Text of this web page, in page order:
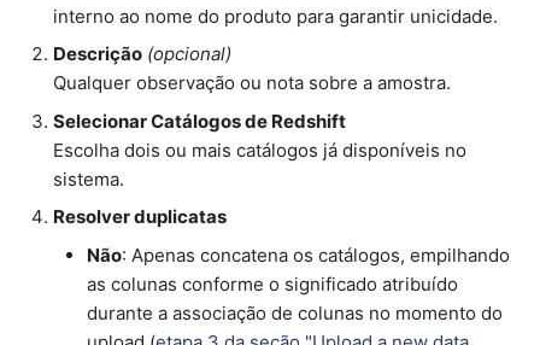
interno ao nome do produto para garantir unicidade.
Descrição (opcional)
Qualquer observação ou nota sobre a amostra.
Selecionar Catálogos de Redshift
Escolha dois ou mais catálogos já disponíveis no
sistema.
Resolver duplicatas
Não: Apenas concatena os catálogos, empilhando
as colunas conforme o significado atribuído
durante a associação de colunas no momento do